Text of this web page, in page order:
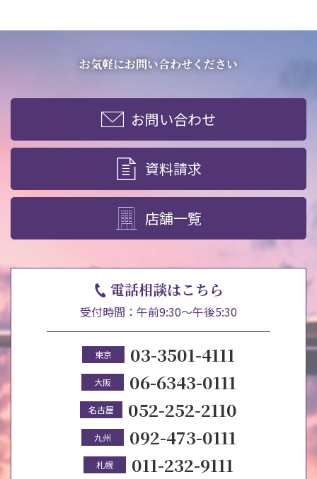
お気軽にお問い合わせください
お問い合わせ
資料請求
店舗一覧
電話相談はこちら
受付時間：午前9:30～午後5:30
東京 03-3501-4111
大阪 06-6343-0111
名古屋 052-252-2110
九州 092-473-0111
札幌 011-232-9111